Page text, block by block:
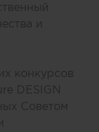
и
конкурсов
DESIGN
Советом